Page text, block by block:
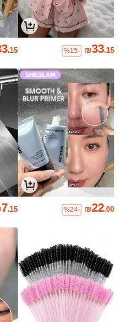
₪33.15
%15-
.15
₪22.00
%24-
7.15